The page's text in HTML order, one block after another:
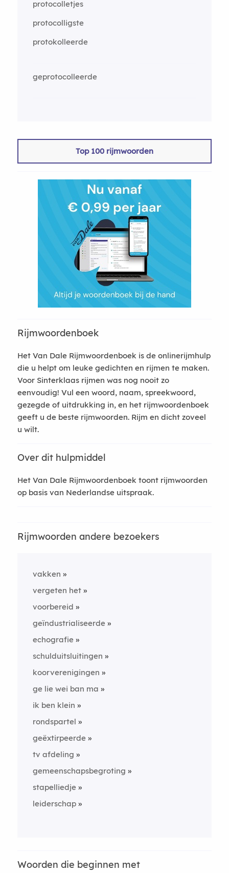
protocolletjes
protocolligste
protokolleerde
geprotocolleerde
Top 100 rijmwoorden
Rijmwoordenboek
Het Van Dale Rijmwoordenboek is de onlinerijmhulp
die u helpt om leuke gedichten en rijmen te maken.
Voor Sinterklaas rijmen was nog nooit zo
eenvoudig! Vul een woord, naam, spreekwoord,
gezegde of uitdrukking in, en het rijmwoordenboek
geeft u de beste rijmwoorden. Rijm en dicht zoveel
u wilt.
Over dit hulpmiddel
Het Van Dale Rijmwoordenboek toont rijmwoorden
op basis van Nederlandse uitspraak.
Rijmwoorden andere bezoekers
vakken
vergeten het
voorbereid
geïndustrialiseerde
echografie
schulduitsluitingen
koorverenigingen
ge lie wei ban ma
ik ben klein
rondspartel
geëxtirpeerde
tv afdeling
gemeenschapsbegroting
stapelliedje
leiderschap
Woorden die beginnen met